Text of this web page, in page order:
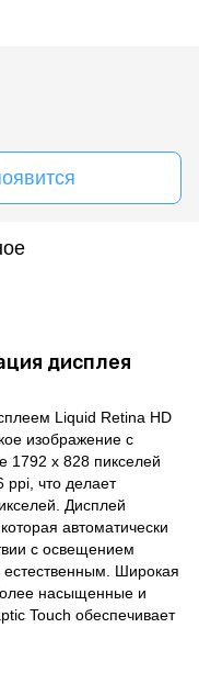
дисплея
Liquid Retina HD
изображение с
1792 x 828 пикселей
ppi, что делает
Дисплей
автоматически
с освещением
естественным. Широкая
насыщенные и
Touch обеспечивает